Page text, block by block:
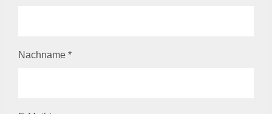
Nachname *